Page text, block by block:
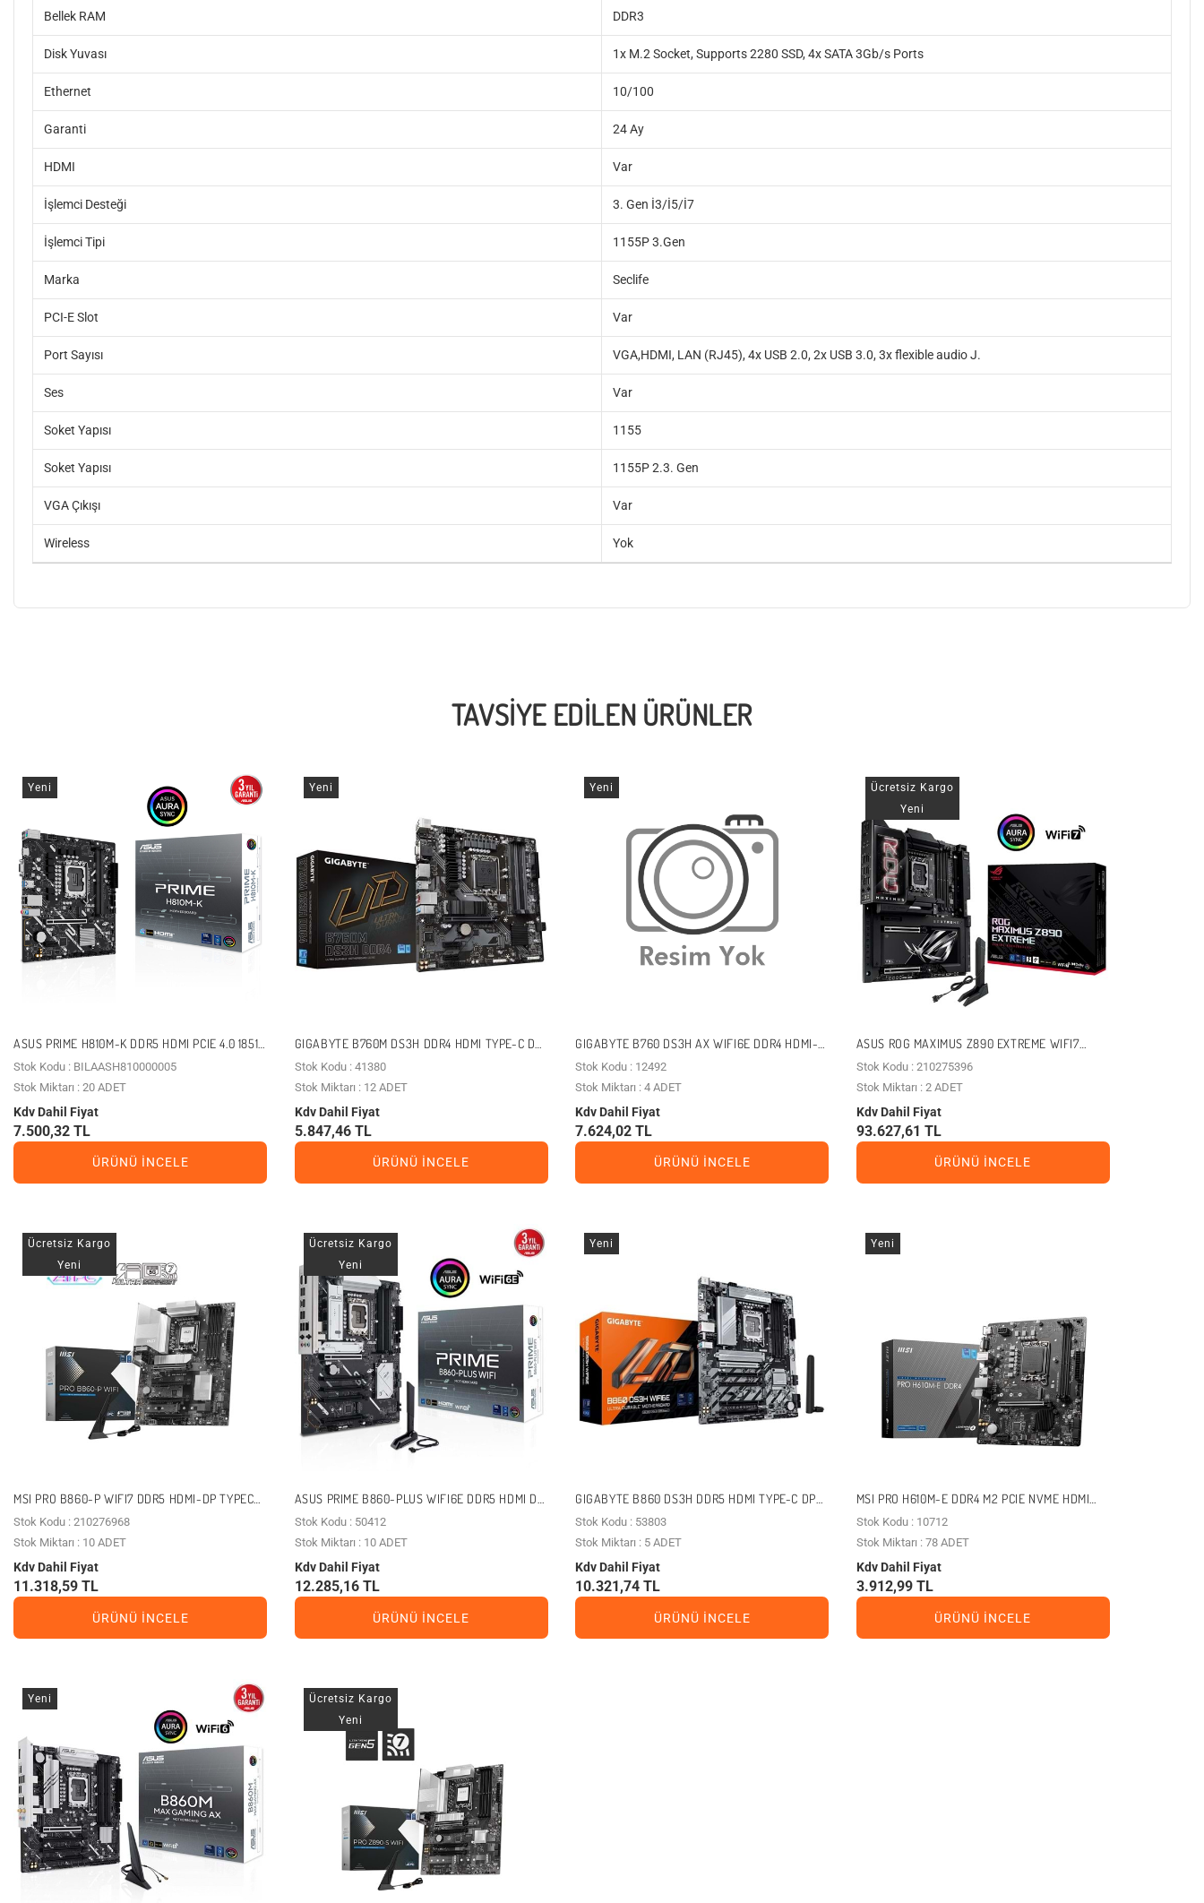
Bellek RAM DDR3
Disk Yuvası 1x M.2 Socket, Supports 2280 SSD, 4x SATA 3Gb/s Ports
Ethernet 10/100
Garanti 24 Ay
HDMI Var
İşlemci Desteği 3. Gen İ3/İ5/İ7
İşlemci Tipi 1155P 3.Gen
Marka Seclife
PCI-E Slot Var
Port Sayısı VGA,HDMI, LAN (RJ45), 4x USB 2.0, 2x USB 3.0, 3x flexible audio J.
Ses Var
Soket Yapısı 1155
Soket Yapısı 1155P 2.3. Gen
VGA Çıkışı Var
Wireless Yok
TAVSIYE EDILEN ÜRÜNLER
Yeni
ASUS PRIME H810M-K DDR5 HDMI PCIE 4.0 1851P
MATX
Stok Kodu : BILAASH810000005
Stok Miktarı : 20 ADET
Kdv Dahil Fiyat
7.500,32 TL
ÜRÜNÜ İNCELE
Yeni
GIGABYTE B760M DS3H DDR4 HDMI TYPE-C DP
PCIE 16X V4.0 1700P MATX
Stok Kodu : 41380
Stok Miktarı : 12 ADET
Kdv Dahil Fiyat
5.847,46 TL
ÜRÜNÜ İNCELE
Yeni
GIGABYTE B760 DS3H AX WIFI6E DDR4 HDMI-
DP PCIE 4.0 1700P ATX
Stok Kodu : 12492
Stok Miktarı : 4 ADET
Kdv Dahil Fiyat
7.624,02 TL
ÜRÜNÜ İNCELE
Ücretsiz Kargo
Yeni
ASUS ROG MAXIMUS Z890 EXTREME WIFI7
DDR5 HDMI-THUNDERBOLT5 TYPEC PCIE 5.0
1851P ATX / 90MB1IA0-M0EAY0
Stok Kodu : 210275396
Stok Miktarı : 2 ADET
Kdv Dahil Fiyat
93.627,61 TL
ÜRÜNÜ İNCELE
Ücretsiz Kargo
Yeni
MSI PRO B860-P WIFI7 DDR5 HDMI-DP TYPEC
PCIE 5.0 1851P ATX
Stok Kodu : 210276968
Stok Miktarı : 10 ADET
Kdv Dahil Fiyat
11.318,59 TL
ÜRÜNÜ İNCELE
Ücretsiz Kargo
Yeni
ASUS PRIME B860-PLUS WIFI6E DDR5 HDMI DP
PCIE 5.0 1851P ATX
Stok Kodu : 50412
Stok Miktarı : 10 ADET
Kdv Dahil Fiyat
12.285,16 TL
ÜRÜNÜ İNCELE
Yeni
GIGABYTE B860 DS3H DDR5 HDMI TYPE-C DP
PCIE 5.0 1851P ATX
Stok Kodu : 53803
Stok Miktarı : 5 ADET
Kdv Dahil Fiyat
10.321,74 TL
ÜRÜNÜ İNCELE
Yeni
MSI PRO H610M-E DDR4 M2 PCIE NVME HDMI
PCIE 16X V4.0 1700P MATX
Stok Kodu : 10712
Stok Miktarı : 78 ADET
Kdv Dahil Fiyat
3.912,99 TL
ÜRÜNÜ İNCELE
Yeni
Ücretsiz Kargo
Yeni